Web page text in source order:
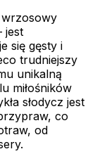
jest
się gęsty i
trudniejszy
unikalną
miłośników
słodycz jest
co
od